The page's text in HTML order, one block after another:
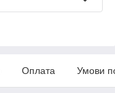
Оплата Умови